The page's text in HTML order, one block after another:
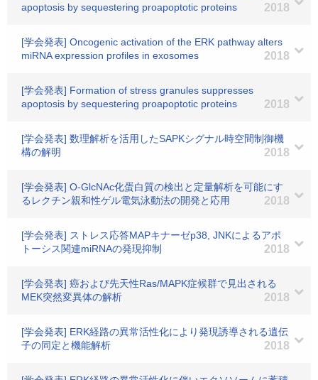
apoptosis by sequestering proapoptotic proteins
2018
[学会発表] Oncogenic activation of the ERK pathway alters
miRNA expression profiles in exosomes
2018
[学会発表] Formation of stress granules suppresses
apoptosis by sequestering proapoptotic proteins
2018
[学会発表] 数理解析を活用したSAPKシグナル時空間制御機
構の解明
2018
[学会発表] O-GlcNAc化蛋白質の検出と定量解析を可能にす
るレクチン親和性ゲル電気泳動法の開発と応用
2018
[学会発表] ストレス応答MAPキナーゼp38, JNKによるアポ
トーシス関連miRNAの発現抑制
2018
[学会発表] 癌および先天性Ras/MAPK症候群で見出される
MEK突然変異体の解析
2018
[学会発表] ERK経路の異常活性化により発現誘導される遺伝
子の同定と機能解析
2018